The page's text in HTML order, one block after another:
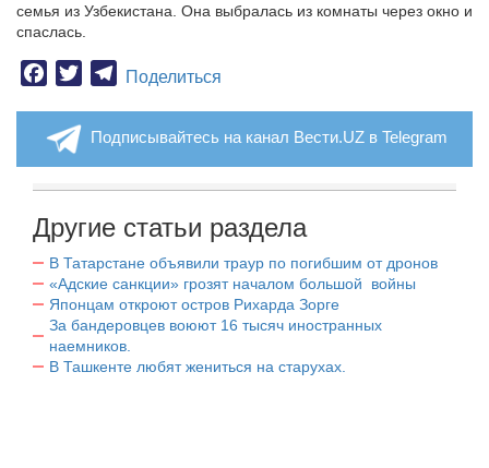
семья из Узбекистана. Она выбралась из комнаты через окно и
спаслась.
Facebook
TwitterTelegram
Поделиться
Подписывайтесь на канал Вести.UZ в Telegram
Другие статьи раздела
В Татарстане объявили траур по погибшим от дронов
«Адские санкции» грозят началом большой войны
Японцам откроют остров Рихарда Зорге
За бандеровцев воюют 16 тысяч иностранных
наемников.
В Ташкенте любят жениться на старухах.